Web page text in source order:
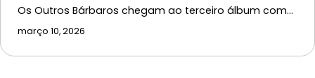
Os Outros Bárbaros chegam ao terceiro álbum com…
março 10, 2026